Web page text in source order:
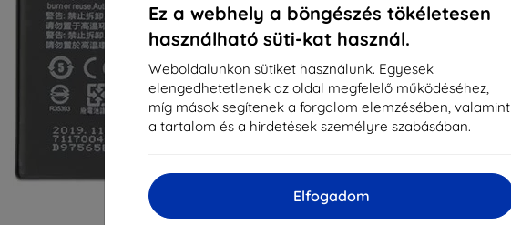
Ez a webhely a böngészés tökéletesen
használható süti-kat használ.
Weboldalunkon sütiket használunk. Egyesek
elengedhetetlenek az oldal megfelelő működéséhez,
míg mások segítenek a forgalom elemzésében, valamint
a tartalom és a hirdetések személyre szabásában.
Elfogadom